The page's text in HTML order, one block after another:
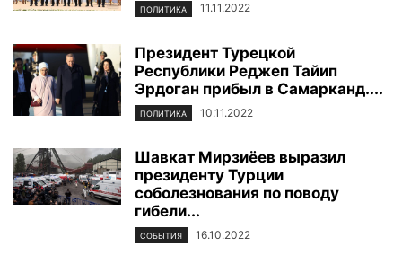
ПОЛИТИКА 11.11.2022
Президент Турецкой
Республики Реджеп Тайип
Эрдоган прибыл в Самарканд....
ПОЛИТИКА 10.11.2022
Шавкат Мирзиёев выразил
президенту Турции
соболезнования по поводу
гибели...
СОБЫТИЯ 16.10.2022